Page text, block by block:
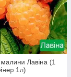
Лавіна (1
1л)